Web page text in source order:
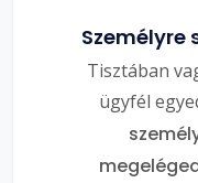
Személyre
Tisztában
ügyfél